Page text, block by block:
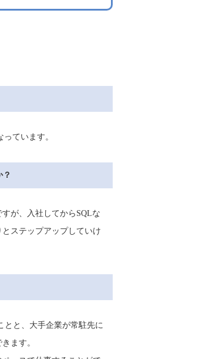
ています。
が、入社してからSQLな
ステップアップしていけ
とと、大手企業が常駐先に
ます。